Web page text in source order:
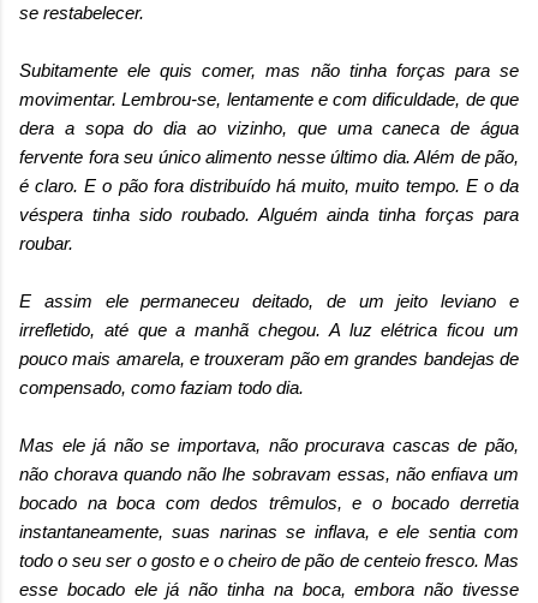
se restabelecer.
Subitamente ele quis comer, mas não tinha forças para se
movimentar. Lembrou-se, lentamente e com dificuldade, de que
dera a sopa do dia ao vizinho, que uma caneca de água
fervente fora seu único alimento nesse último dia. Além de pão,
é claro. E o pão fora distribuído há muito, muito tempo. E o da
véspera tinha sido roubado. Alguém ainda tinha forças para
roubar.
E assim ele permaneceu deitado, de um jeito leviano e
irrefletido, até que a manhã chegou. A luz elétrica ficou um
pouco mais amarela, e trouxeram pão em grandes bandejas de
compensado, como faziam todo dia.
Mas ele já não se importava, não procurava cascas de pão,
não chorava quando não lhe sobravam essas, não enfiava um
bocado na boca com dedos trêmulos, e o bocado derretia
instantaneamente, suas narinas se inflava, e ele sentia com
todo o seu ser o gosto e o cheiro de pão de centeio fresco. Mas
esse bocado ele já não tinha na boca, embora não tivesse